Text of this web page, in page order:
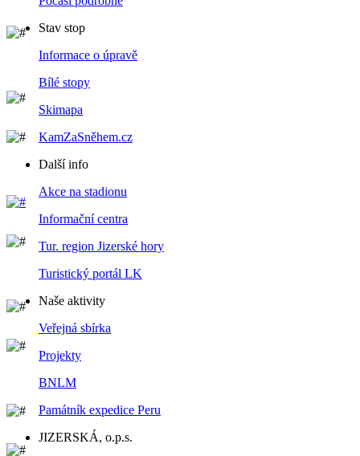
Stav stop
Informace o úpravě
Bílé stopy
Skimapa
KamZaSněhem.cz
Další info
Akce na stadionu
Informační centra
Tur. region Jizerské hory
Turistický portál LK
Naše aktivity
Veřejná sbírka
Projekty
BNLM
Památník expedice Peru
JIZERSKÁ, o.p.s.